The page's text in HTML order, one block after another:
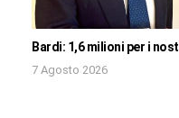
Bardi: 1,6 milioni per i
7 Agosto 2026